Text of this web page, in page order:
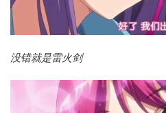
没错就是雷火剑